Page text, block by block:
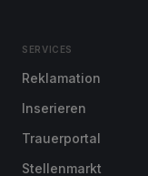
SERVICES
Reklamation
Inserieren
Trauerportal
Stellenmarkt